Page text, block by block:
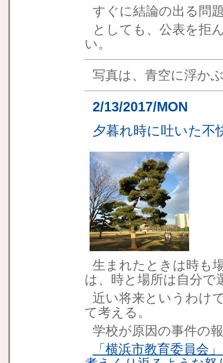
すぐに結論の出る問
としても、公表を拒
い。
写真は、青空に浮か
2/13/2017/MON
夕暮れ時に吐いた不
生まれたときは時も
は、時と場所は自分で
近い将来というわけ
て考える。
学校が原因の事件の
「横浜市教育委員会